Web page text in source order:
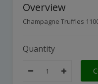
Overview
Champagne Truffles
Quantity